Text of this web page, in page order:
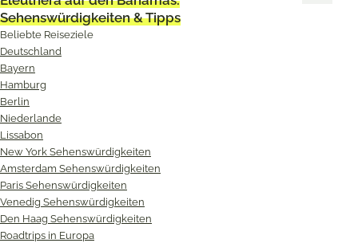
Sehenswürdigkeiten & Tipps
Beliebte Reiseziele
Deutschland
Bayern
Hamburg
Berlin
Niederlande
Lissabon
New York Sehenswürdigkeiten
Amsterdam Sehenswürdigkeiten
Paris Sehenswürdigkeiten
Venedig Sehenswürdigkeiten
Den Haag Sehenswürdigkeiten
Roadtrips in Europa